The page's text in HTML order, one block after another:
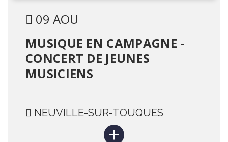
09 AOU
MUSIQUE EN CAMPAGNE -
CONCERT DE JEUNES
MUSICIENS
NEUVILLE-SUR-TOUQUES